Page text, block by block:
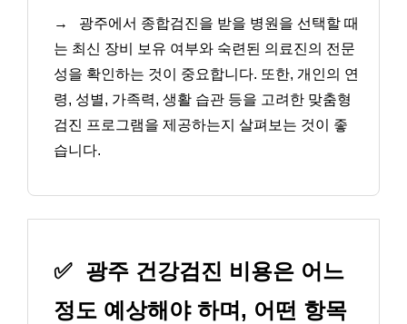
→
광주에서 종합검진을 받을 병원을 선택할 때
는 최신 장비 보유 여부와 숙련된 의료진의 전문
성을 확인하는 것이 중요합니다. 또한, 개인의 연
령, 성별, 가족력, 생활 습관 등을 고려한 맞춤형
검진 프로그램을 제공하는지 살펴보는 것이 좋
습니다.
✅ 광주 건강검진 비용은 어느
정도 예상해야 하며, 어떤 항목